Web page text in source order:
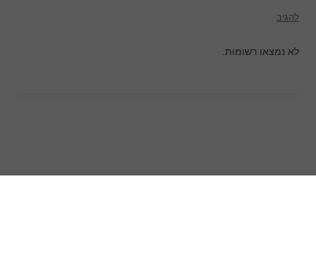
להגיב
לא נמצאו רשומות.